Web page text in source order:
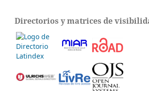
Directorios y matrices de